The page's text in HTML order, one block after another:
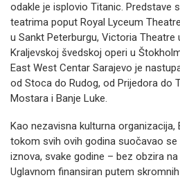
odakle je isplovio Titanic. Predstave
teatrima poput Royal Lyceum
u Sankt Peterburgu, Victoria Theatre
Kraljevskoj švedskoj operi u
East West Centar Sarajevo je
od Stoca do Rudog, od Prijedora do
Mostara i Banje Luke.
Kao nezavisna kulturna organizacija,
tokom svih ovih godina suočavao
iznova, svake godine – bez obzira
Uglavnom finansiran putem